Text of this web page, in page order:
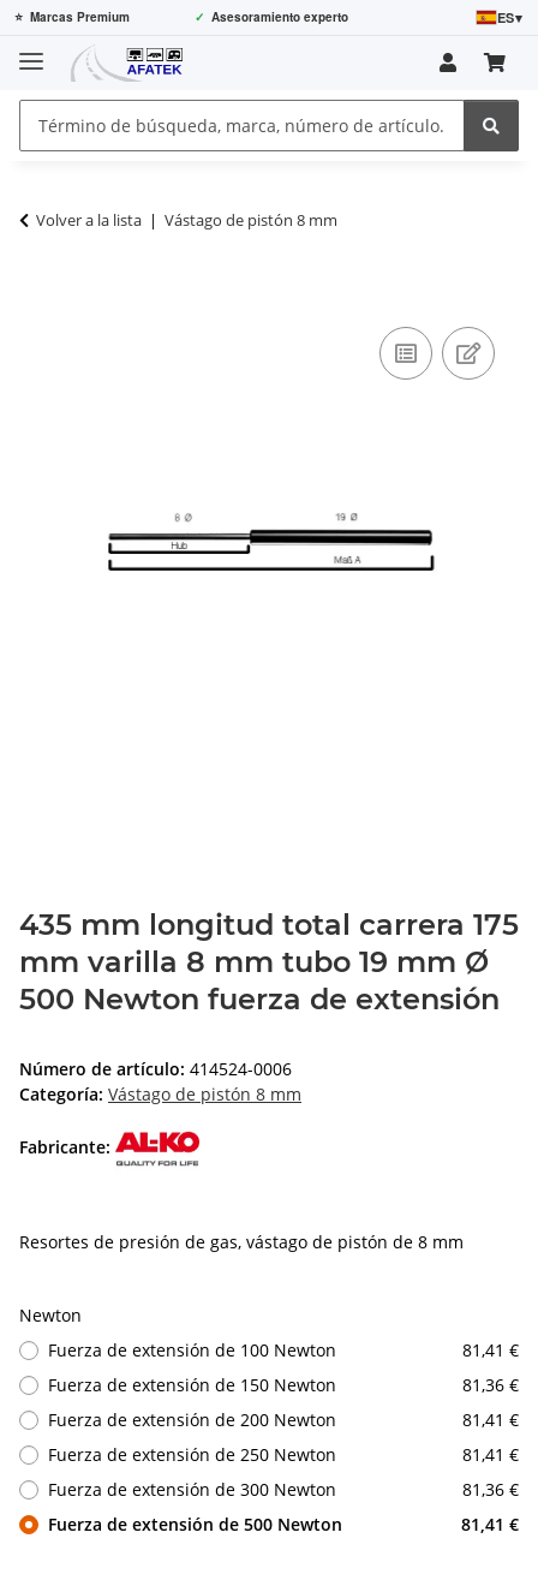
⭐ Marcas Premium ✓ Asesoramiento experto ES▾
Volver a la lista Vástago de pistón 8 mm
435 mm longitud total carrera 175
mm varilla 8 mm tubo 19 mm Ø
500 Newton fuerza de extensión
Número de artículo: 414524-0006
Categoría: Vástago de pistón 8 mm
Fabricante:
Resortes de presión de gas, vástago de pistón de 8 mm
Newton
Fuerza de extensión de 100 Newton
81,41 €
Fuerza de extensión de 150 Newton
81,36 €
Fuerza de extensión de 200 Newton
81,41 €
Fuerza de extensión de 250 Newton
81,41 €
Fuerza de extensión de 300 Newton
81,36 €
Fuerza de extensión de 500 Newton
81,41 €